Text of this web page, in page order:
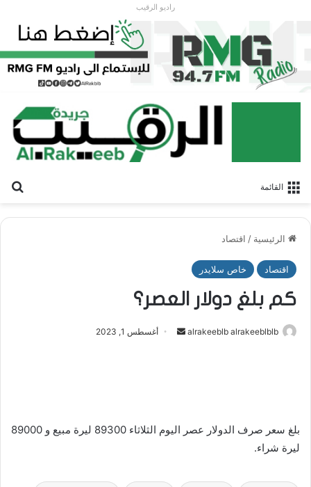
راديو الرقيب
القائمة
الرئيسية / اقتصاد
اقتصاد خاص سلايدر
كم بلغ دولار العصر؟
alrakeeblb alrakeeblblb
أرسل أغسطس 1, 2023
بلغ سعر صرف الدولار عصر اليوم الثلاثاء 89300 ليرة مبيع و 89000
ليرة شراء.